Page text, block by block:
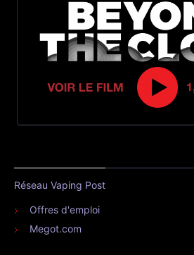
Réseau Vaping Post
Offres d'emploi
Megot.com